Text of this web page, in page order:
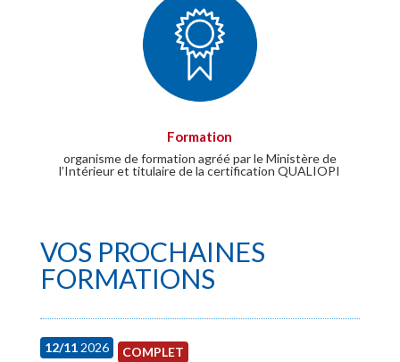
Formation
organisme de formation agréé par le Ministère de
l’Intérieur et titulaire de la certification QUALIOPI
VOS PROCHAINES
FORMATIONS
12/112026 COMPLET